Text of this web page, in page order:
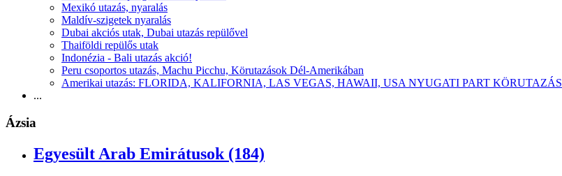
Mexikó utazás, nyaralás
Maldív-szigetek nyaralás
Dubai akciós utak, Dubai utazás repülővel
Thaiföldi repülős utak
Indonézia - Bali utazás akció!
Peru csoportos utazás, Machu Picchu, Körutazások Dél-Amerikában
Amerikai utazás: FLORIDA, KALIFORNIA, LAS VEGAS, HAWAII, USA NYUGATI PART KÖRUTAZÁS
...
Ázsia
Egyesült Arab Emirátusok (184)